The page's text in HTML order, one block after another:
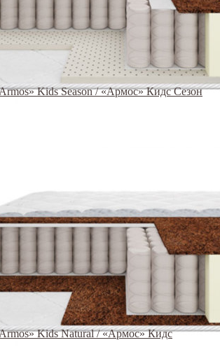
Kids Season / «Армос» Кидс Сезон
Kids Natural / «Армос» Кидс